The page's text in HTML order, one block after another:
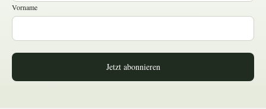
Vorname
Jetzt abonnieren